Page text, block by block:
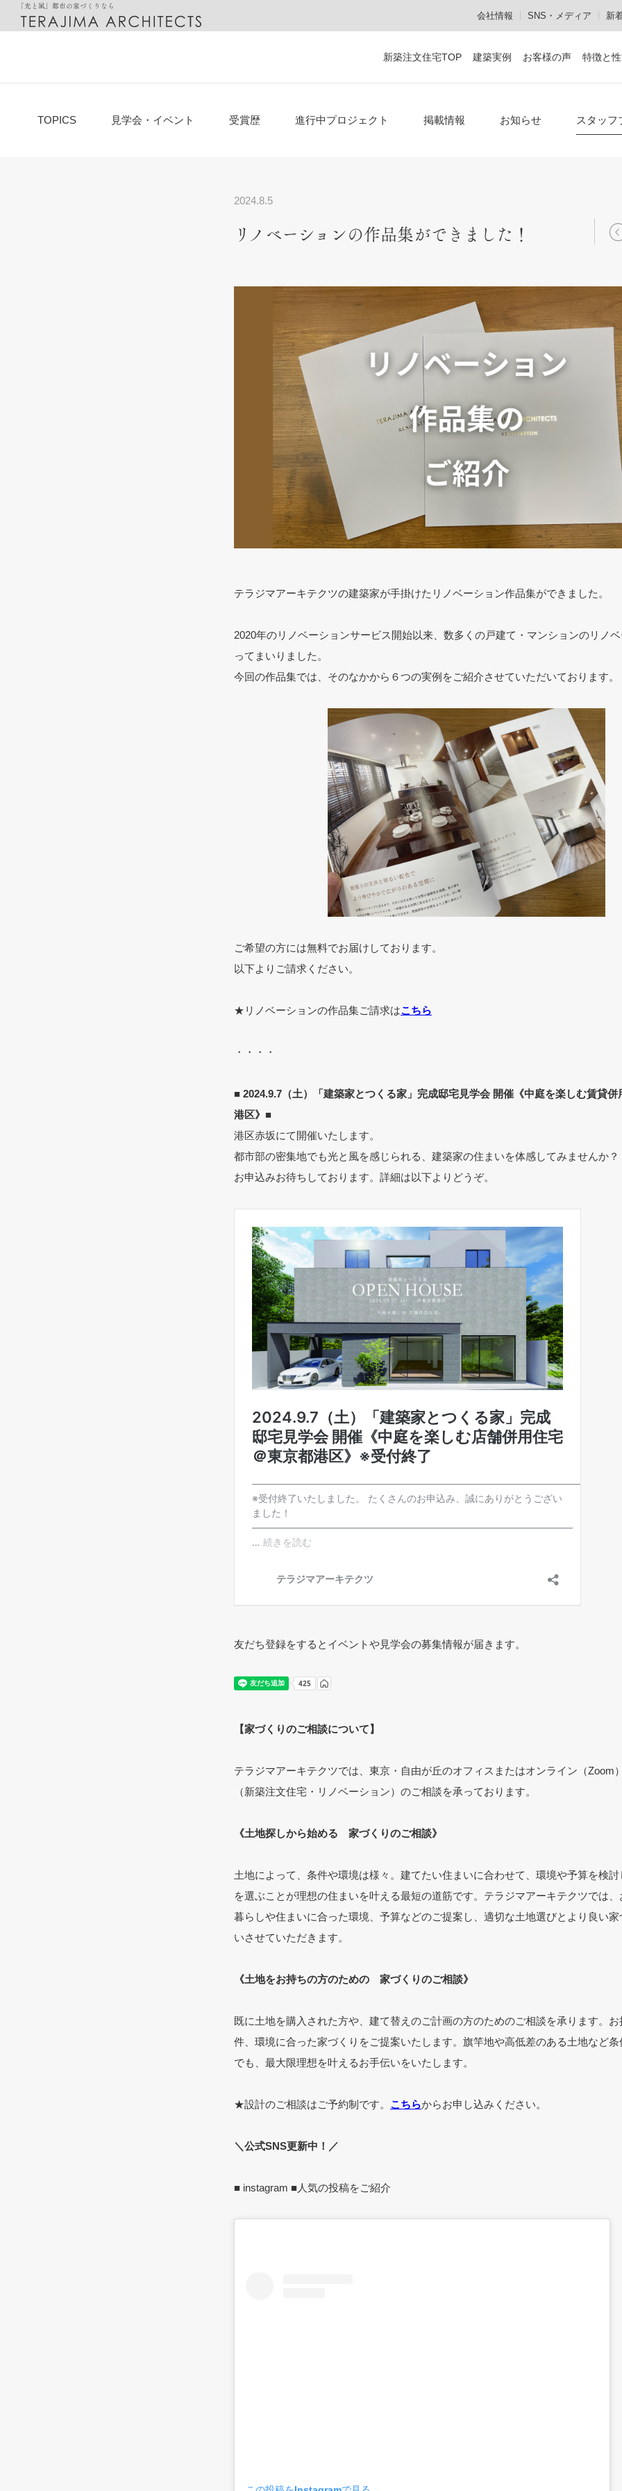
「光と風」都市の家づくりなら
会社情報
SNS・メディア 新
新築注文住宅TOP 建築実例 お客様の声 特徴と
邸宅別
都市に最適化した「光と風の家」
顔の見える家づくり
設計のご相談 作品集・資料のご請求 お電話でのお問い合
TOPICS 見学会・イベント 受賞歴 進行中プロジェクト 掲載情報 お知らせ スタッフ
2024.8.5
リノベーションの作品集ができました！
テラジマアーキテクツの建築家が手掛けたリノベーション作品集ができました。
2020年のリノベーションサービス開始以来、数多くの戸建て・マンションのリノ
ってまいりました。
今回の作品集では、そのなかから６つの実例をご紹介させていただいております。
ご希望の方には無料でお届けしております。
以下よりご請求ください。
★リノベーションの作品集ご請求はこちら
・・・・
■ 2024.9.7（土）「建築家とつくる家」完成邸宅見学会 開催《中庭を楽しむ賃貸併
港区》■
港区赤坂にて開催いたします。
都市部の密集地でも光と風を感じられる、建築家の住まいを体感してみませんか？
お申込みお待ちしております。詳細は以下よりどうぞ。
友だち登録をするとイベントや見学会の募集情報が届きます。
【家づくりのご相談について】
テラジマアーキテクツでは、東京・自由が丘のオフィスまたはオンライン（Zoom
（新築注文住宅・リノベーション）のご相談を承っております。
《土地探しから始める 家づくりのご相談》
土地によって、条件や環境は様々。建てたい住まいに合わせて、環境や予算を検
を選ぶことが理想の住まいを叶える最短の道筋です。テラジマアーキテクツでは
暮らしや住まいに合った環境、予算などのご提案し、適切な土地選びとより良い
いさせていただきます。
《土地をお持ちの方のための 家づくりのご相談》
既に土地を購入された方や、建て替えのご計画の方のためのご相談を承ります。
件、環境に合った家づくりをご提案いたします。旗竿地や高低差のある土地など
でも、最大限理想を叶えるお手伝いをいたします。
★設計のご相談はご予約制です。 こちらからお申し込みください。
＼公式SNS更新中！／
■ instagram ■人気の投稿をご紹介